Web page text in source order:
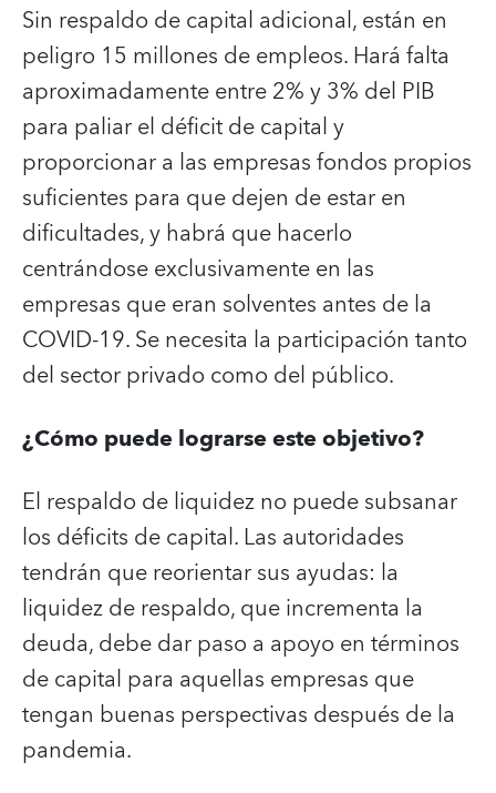
Sin respaldo de capital adicional, están en
peligro 15 millones de empleos. Hará falta
aproximadamente entre 2% y 3% del PIB
para paliar el déficit de capital y
proporcionar a las empresas fondos propios
suficientes para que dejen de estar en
dificultades, y habrá que hacerlo
centrándose exclusivamente en las
empresas que eran solventes antes de la
COVID-19. Se necesita la participación tanto
del sector privado como del público.
¿Cómo puede lograrse este objetivo?
El respaldo de liquidez no puede subsanar
los déficits de capital. Las autoridades
tendrán que reorientar sus ayudas: la
liquidez de respaldo, que incrementa la
deuda, debe dar paso a apoyo en términos
de capital para aquellas empresas que
tengan buenas perspectivas después de la
pandemia.